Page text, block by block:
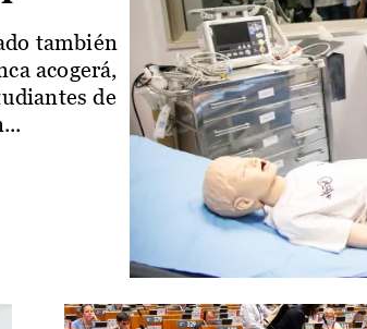
también
acogerá,
de